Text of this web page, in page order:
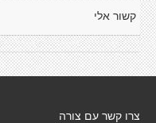
קשור אלי
צרו קשר עם צורה